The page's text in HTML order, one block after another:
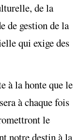
de la
de gestion de la
qui exige des
à la honte que le
à chaque fois
le
notre destin à la